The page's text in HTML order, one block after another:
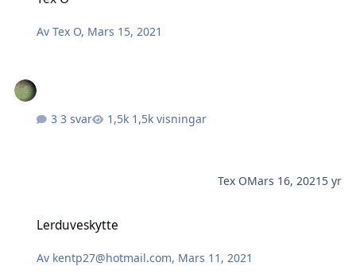
AvTex O, Mars 15, 2021
3 svar 1,5k visningar
Tex OMars 16, 2021 5 yr
Lerduveskytte
Av kentp27@hotmail.com, Mars 11, 2021